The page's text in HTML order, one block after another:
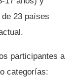
23 paí­ses
participantes a
categorí­as: